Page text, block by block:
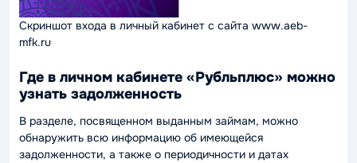
Скриншот входа в личный кабинет с сайта www.aeb-
mfk.ru
Где в личном кабинете «Рубльплюс» можно
узнать задолженность
В разделе, посвященном выданным займам, можно
обнаружить всю информацию об имеющейся
задолженности, а также о периодичности и датах